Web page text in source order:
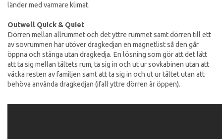
länder med varmare klimat.
Outwell Quick & Quiet
Dörren mellan allrummet och det yttre rummet samt dörren till ett
av sovrummen har utöver dragkedjan en magnetlist så den går
öppna och stänga utan dragkedja. En lösning som gör att det lätt
att ta sig mellan tältets rum, ta sig in och ut ur sovkabinen utan att
väcka resten av familjen samt att ta sig in och ut ur tältet utan att
behöva använda dragkedjan (ifall yttre dörren är öppen).